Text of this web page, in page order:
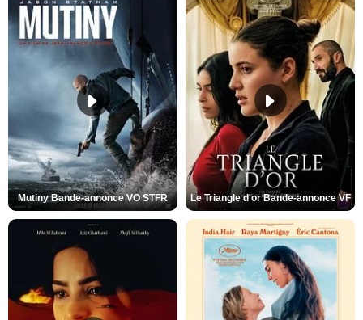
Mutiny Bande-annonce VO STFR Le Triangle d'or Bande-annonce VF